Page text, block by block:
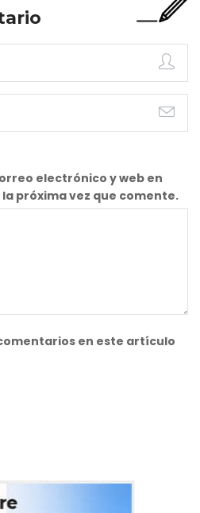
electrónico y web en
próxima vez que comente.
en este artículo